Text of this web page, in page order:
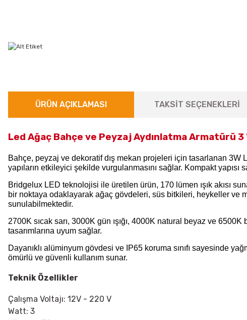
ÜRÜN AÇIKLAMASI TAKSİT SEÇENEKLERİ
Led Ağaç Bahçe ve Peyzaj Aydınlatma Armatürü 3
Bahçe, peyzaj ve dekoratif dış mekan projeleri için tasarlanan
yapıların etkileyici şekilde vurgulanmasını sağlar. Kompakt
Bridgelux LED teknolojisi ile üretilen ürün, 170 lümen ışık akısı
bir noktaya odaklayarak ağaç gövdeleri, süs bitkileri, heykeller ve
sunulabilmektedir.
2700K sıcak sarı, 3000K gün ışığı, 4000K natural beyaz ve
tasarımlarına uyum sağlar.
Dayanıklı alüminyum gövdesi ve IP65 koruma sınıfı sayesinde
ömürlü ve güvenli kullanım sunar.
Teknik Özellikler
Çalışma Voltajı: 12V - 220 V
Watt: 3